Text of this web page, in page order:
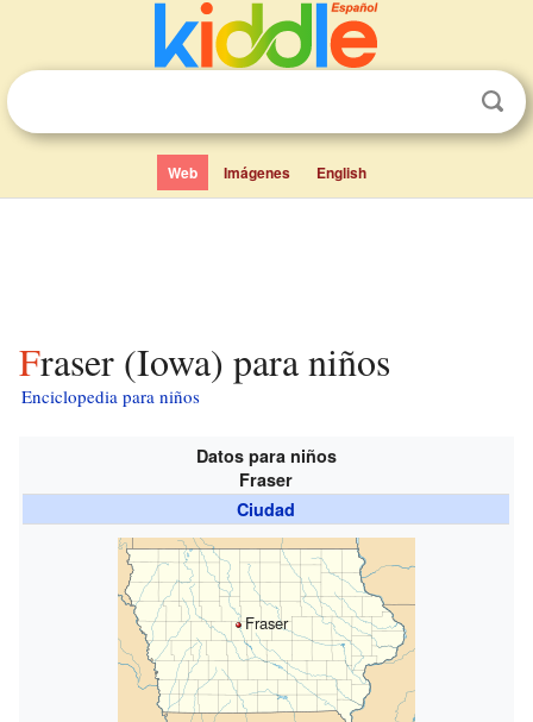
Web Imágenes English
Fraser (Iowa) para niños
Enciclopedia para niños
Datos para niños
Fraser
Ciudad
Fraser